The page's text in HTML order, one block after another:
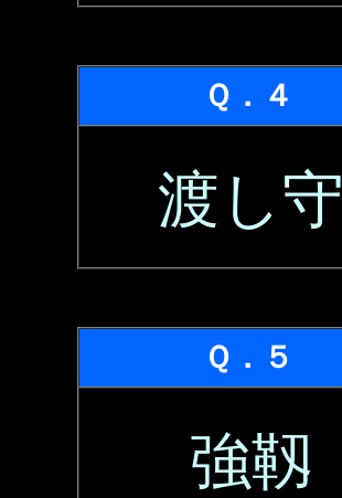
Ｑ．４
渡し守
Ｑ．５
強靱